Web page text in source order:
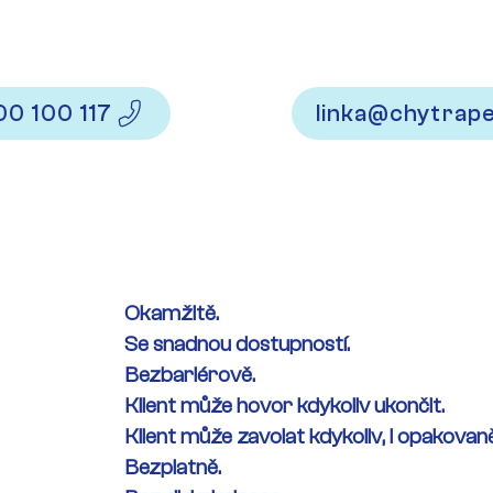
100 117
Okamžitě.
Se snadnou dostupností.
Bezbariérově.
Klient může hovor kdykoliv ukončit.
Klient může zavolat kdykoliv, i
Bezplatně.